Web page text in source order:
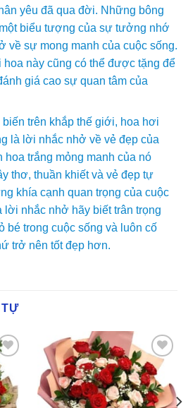
yêu đã qua đời. Những bông
biểu tượng của sự tưởng nhớ
về sự mong manh của cuộc sống.
hoa này cũng có thể được tặng để
giá cao sự quan tâm của
trên khắp thế giới, hoa hơi
là lời nhắc nhở về vẻ đẹp của
trắng mỏng manh của nó
thơ, thuần khiết và vẻ đẹp tự
khía cạnh quan trọng của cuộc
lời nhắc nhở hãy biết trân trọng
bé trong cuộc sống và luôn cố
trở nên tốt đẹp hơn.
Yêu
Thich